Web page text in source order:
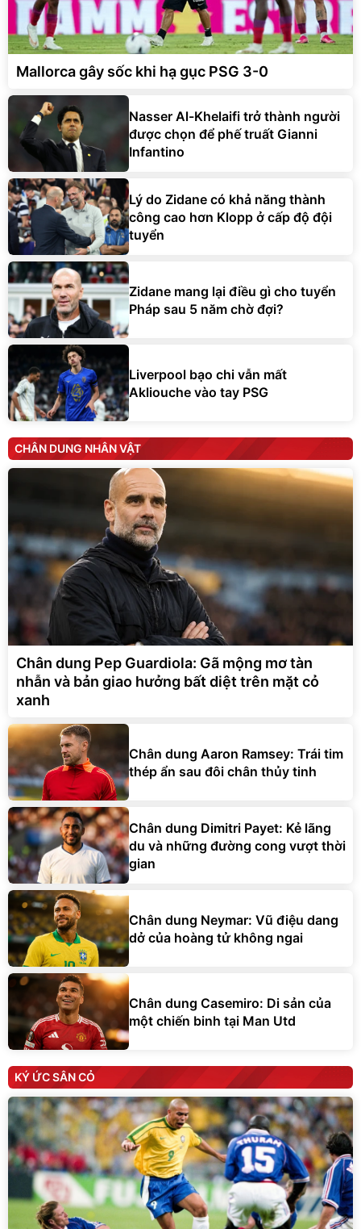
Mallorca gây sốc khi hạ gục PSG 3-0
Nasser Al-Khelaifi trở thành người
được chọn để phế truất Gianni
Infantino
Lý do Zidane có khả năng thành
công cao hơn Klopp ở cấp độ đội
tuyển
Zidane mang lại điều gì cho tuyển
Pháp sau 5 năm chờ đợi?
Liverpool bạo chi vẫn mất
Akliouche vào tay PSG
CHÂN DUNG NHÂN VẬT
Chân dung Pep Guardiola: Gã mộng mơ tàn
nhẫn và bản giao hưởng bất diệt trên mặt cỏ
xanh
Chân dung Aaron Ramsey: Trái tim
thép ẩn sau đôi chân thủy tinh
Chân dung Dimitri Payet: Kẻ lãng
du và những đường cong vượt thời
gian
Chân dung Neymar: Vũ điệu dang
dở của hoàng tử không ngai
Chân dung Casemiro: Di sản của
một chiến binh tại Man Utd
KÝ ỨC SÂN CỎ